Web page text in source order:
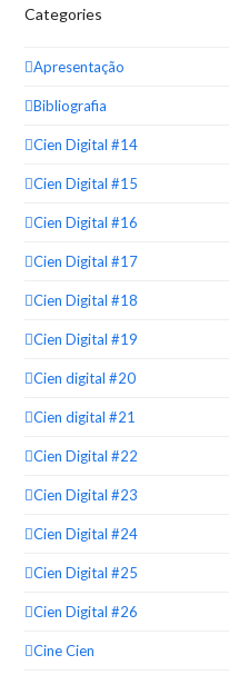
Categories
Apresentação
Bibliografia
Cien Digital #14
Cien Digital #15
Cien Digital #16
Cien Digital #17
Cien Digital #18
Cien Digital #19
Cien digital #20
Cien digital #21
Cien Digital #22
Cien Digital #23
Cien Digital #24
Cien Digital #25
Cien Digital #26
Cine Cien